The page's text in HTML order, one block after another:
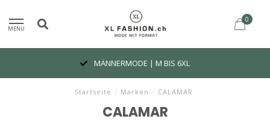
MENU
0
MÄNNERMODE | M BIS 6XL
Startseite / Marken / CALAMAR
CALAMAR